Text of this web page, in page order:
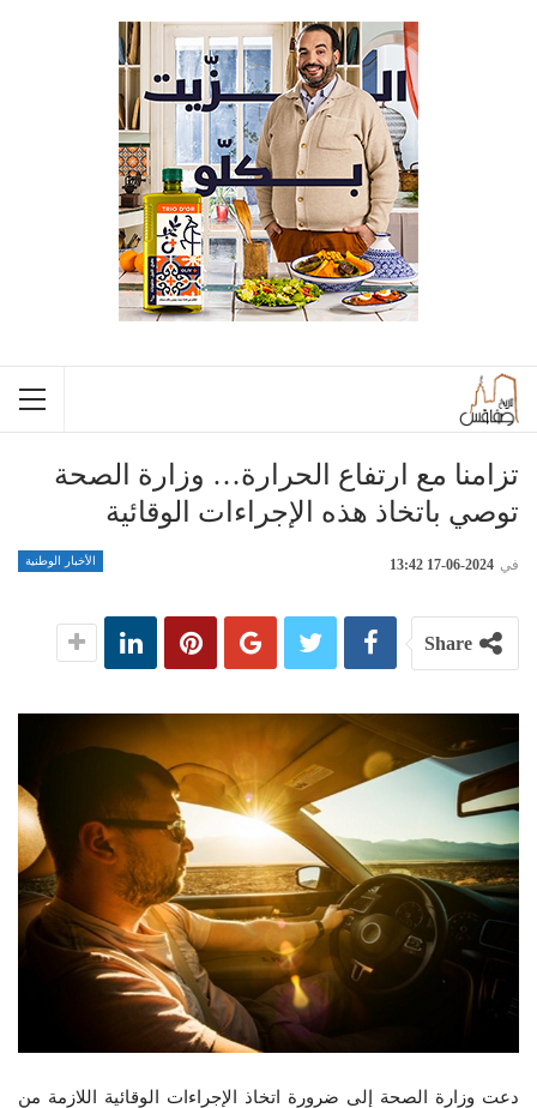
تزامنا مع ارتفاع الحرارة… وزارة الصحة
توصي باتخاذ هذه الإجراءات الوقائية
الأخبار الوطنية في 2024-06-17 13:42
Share
دعت وزارة الصحة إلى ضرورة اتخاذ الإجراءات الوقائية اللازمة من